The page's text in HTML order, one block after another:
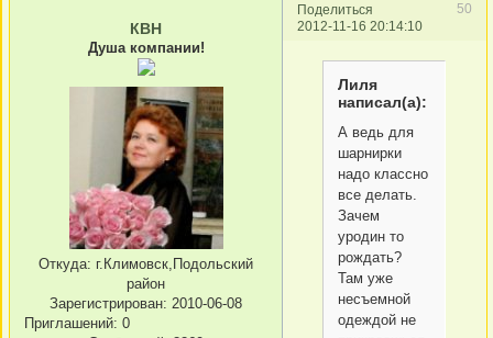
Поделиться
50
2012-11-16 20:14:10
КВН
Душа компании!
Откуда: г.Климовск,Подольский
район
Зарегистрирован: 2010-06-08
Приглашений: 0
Лиля
написал(а):
А ведь для
шарнирки
надо классно
все делать.
Зачем
уродин то
рождать?
Там уже
несъемной
одеждой не